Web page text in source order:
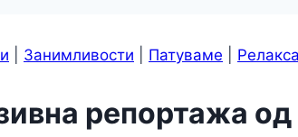
Занимливости Патуваме
репортажа